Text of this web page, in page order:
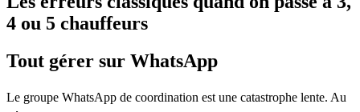
4 ou 5 chauffeurs
Tout gérer sur WhatsApp
Le groupe WhatsApp de coordination est une catastrophe lente. Au